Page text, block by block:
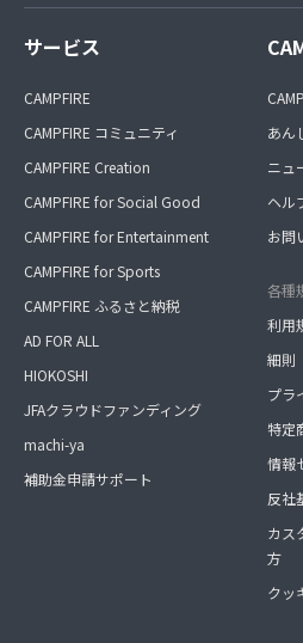
サービス
CAMPFIRE
CAMPFIRE コミュニティ
CAMPFIRE Creation
CAMPFIRE for Social Good
CAMPFIRE for Entertainment
CAMPFIRE for Sports
CAMPFIRE ふるさと納税
AD FOR ALL
HIOKOSHI
JFAクラウドファンディング
machi-ya
補助金申請サポート
あん
ニュ
ヘル
お問
各種
利用
細則
プラ
特定
情報
反社
カス
方
クッ